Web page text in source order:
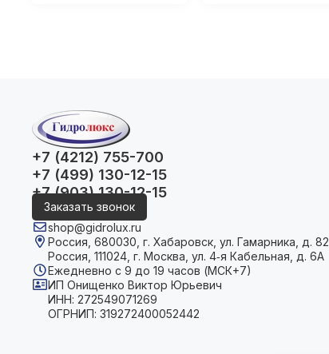
+7 (4212) 755-700
+7 (499) 130-12-15
+7 (903) 130-12-15
Заказать звонок
shop@gidrolux.ru
Россия, 680030, г. Хабаровск, ул. Гамарника, д. 82
Россия, 111024, г. Москва, ул. 4‑я Кабельная, д. 6А
Ежедневно с 9 до 19 часов (МСК+7)
ИП Онищенко Виктор Юрьевич
ИНН: 272549071269
ОГРНИП: 319272400052442